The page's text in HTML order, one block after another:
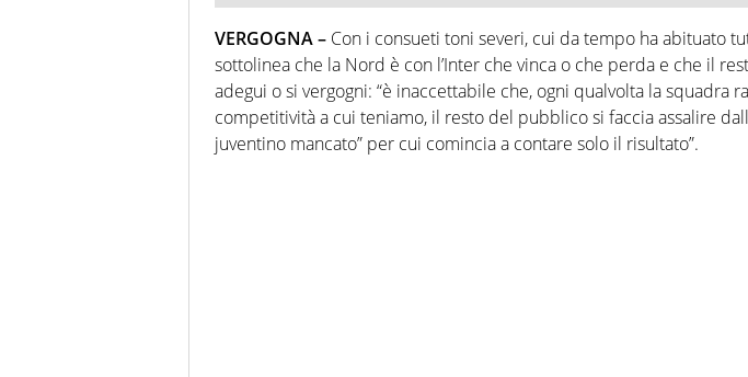
VERGOGNA – Con i consueti toni severi, cui da tempo ha abituato
sottolinea che la Nord è con l’Inter che vinca o che perda e che il
adegui o si vergogni: “è inaccettabile che, ogni qualvolta la squadra
competitività a cui teniamo, il resto del pubblico si faccia assalire
juventino mancato” per cui comincia a contare solo il risultato”.